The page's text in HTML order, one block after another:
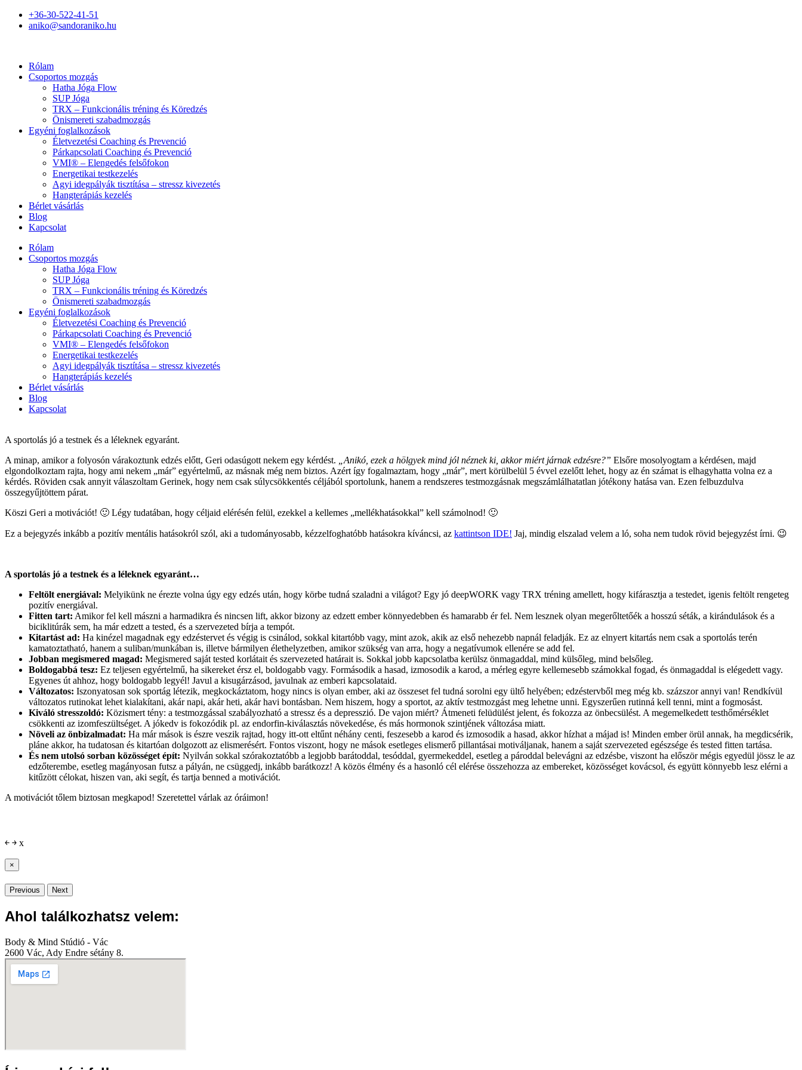
+36-30-522-41-51
aniko@sandoraniko.hu
Rólam
Csoportos mozgás
Hatha Jóga Flow
SUP Jóga
TRX – Funkcionális tréning és Köredzés
Önismereti szabadmozgás
Egyéni foglalkozások
Életvezetési Coaching és Prevenció
Párkapcsolati Coaching és Prevenció
VMI® – Elengedés felsőfokon
Energetikai testkezelés
Agyi idegpályák tisztítása – stressz kivezetés
Hangterápiás kezelés
Bérlet vásárlás
Blog
Kapcsolat
Rólam
Csoportos mozgás
Hatha Jóga Flow
SUP Jóga
TRX – Funkcionális tréning és Köredzés
Önismereti szabadmozgás
Egyéni foglalkozások
Életvezetési Coaching és Prevenció
Párkapcsolati Coaching és Prevenció
VMI® – Elengedés felsőfokon
Energetikai testkezelés
Agyi idegpályák tisztítása – stressz kivezetés
Hangterápiás kezelés
Bérlet vásárlás
Blog
Kapcsolat
A sportolás jó a testnek és a léleknek egyaránt.
A minap, amikor a folyosón várakoztunk edzés előtt, Geri odasúgott nekem egy kérdést.
„Anikó, ezek a hölgyek mind jól néznek ki, akkor miért járnak edzésre?” Elsőre mosolyogtam a kérdésen, majd
elgondolkoztam rajta, hogy ami nekem „már” egyértelmű, az másnak még nem biztos. Azért így fogalmaztam, hogy „már”, mert körülbelül 5 évvel ezelőtt lehet, hogy az én számat is elhagyhatta volna ez a
kérdés. Röviden csak annyit válaszoltam Gerinek, hogy nem csak súlycsökkentés céljából sportolunk, hanem a rendszeres testmozgásnak megszámlálhatatlan jótékony hatása van. Ezen felbuzdulva
összegyűjtöttem párat.
Köszi Geri a motivációt! 🙂 Légy tudatában, hogy céljaid elérésén felül, ezekkel a kellemes „mellékhatásokkal” kell számolnod! 🙂
Ez a bejegyzés inkább a pozitív mentális hatásokról szól, aki a tudományosabb, kézzelfoghatóbb hatásokra kíváncsi, az kattintson IDE! Jaj, mindig elszalad velem a ló, soha nem tudok rövid bejegyzést írni. 😉
A sportolás jó a testnek és a léleknek egyaránt…
Feltölt energiával: Melyikünk ne érezte volna úgy egy edzés után, hogy körbe tudná szaladni a világot? Egy jó deepWORK vagy TRX tréning amellett, hogy kifárasztja a testedet, igenis feltölt rengeteg
pozitív energiával.
Fitten tart: Amikor fel kell mászni a harmadikra és nincsen lift, akkor bizony az edzett ember könnyedebben és hamarabb ér fel. Nem lesznek olyan megerőltetőék a hosszú séták, a kirándulások és a
biciklitúrák sem, ha már edzett a tested, és a szervezeted bírja a tempót.
Kitartást ad: Ha kinézel magadnak egy edzéstervet és végig is csinálod, sokkal kitartóbb vagy, mint azok, akik az első nehezebb napnál feladják. Ez az elnyert kitartás nem csak a sportolás terén
kamatoztatható, hanem a suliban/munkában is, illetve bármilyen élethelyzetben, amikor szükség van arra, hogy a negatívumok ellenére se add fel.
Jobban megismered magad: Megismered saját tested korlátait és szervezeted határait is. Sokkal jobb kapcsolatba kerülsz önmagaddal, mind külsőleg, mind belsőleg.
Boldogabbá tesz: Ez teljesen egyértelmű, ha sikereket érsz el, boldogabb vagy. Formásodik a hasad, izmosodik a karod, a mérleg egyre kellemesebb számokkal fogad, és önmagaddal is elégedett vagy.
Egyenes út ahhoz, hogy boldogabb legyél! Javul a kisugárzásod, javulnak az emberi kapcsolataid.
Változatos: Iszonyatosan sok sportág létezik, megkockáztatom, hogy nincs is olyan ember, aki az összeset fel tudná sorolni egy ültő helyében; edzéstervből meg még kb. százszor annyi van! Rendkívül
változatos rutinokat lehet kialakítani, akár napi, akár heti, akár havi bontásban. Nem hiszem, hogy a sportot, az aktív testmozgást meg lehetne unni. Egyszerűen rutinná kell tenni, mint a fogmosást.
Kiváló stresszoldó: Közismert tény: a testmozgással szabályozható a stressz és a depresszió. De vajon miért? Átmeneti felüdülést jelent, és fokozza az önbecsülést. A megemelkedett testhőmérséklet
csökkenti az izomfeszültséget. A jókedv is fokozódik pl. az endorfin-kiválasztás növekedése, és más hormonok szintjének változása miatt.
Növeli az önbizalmadat: Ha már mások is észre veszik rajtad, hogy itt-ott eltűnt néhány centi, feszesebb a karod és izmosodik a hasad, akkor hízhat a májad is! Minden ember örül annak, ha megdicsérik,
pláne akkor, ha tudatosan és kitartóan dolgozott az elismerésért. Fontos viszont, hogy ne mások esetleges elismerő pillantásai motiváljanak, hanem a saját szervezeted egészsége és tested fitten tartása.
És nem utolsó sorban közösséget épít: Nyilván sokkal szórakoztatóbb a legjobb barátoddal, tesóddal, gyermekeddel, esetleg a pároddal belevágni az edzésbe, viszont ha először mégis egyedül jössz le az
edzőterembe, esetleg magányosan futsz a pályán, ne csüggedj, inkább barátkozz! A közös élmény és a hasonló cél elérése összehozza az embereket, közösséget kovácsol, és együtt könnyebb lesz elérni a
kitűzött célokat, hiszen van, aki segít, és tartja benned a motivációt.
A motivációt tőlem biztosan megkapod! Szeretettel várlak az óráimon!
￩ ￫ x
×
Previous Next
Ahol találkozhatsz velem:
Body & Mind Stúdió - Vác
2600 Vác, Ady Endre sétány 8.